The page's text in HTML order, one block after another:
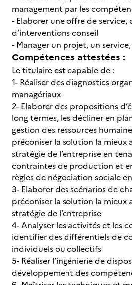
management par les
- Elaborer une offre de service,
d’interventions conseil
- Manager un projet, un
Compétences attestées :
Le titulaire est capable de :
1- Réaliser des diagnostics
managériaux
2- Elaborer des propositions
long termes, les décliner en
gestion des ressources
préconiser la solution la mieux
stratégie de l’entreprise en
contraintes de production et
règles de négociation sociale
3- Elaborer des scénarios de
préconiser la solution la mieux
stratégie de l’entreprise
4- Analyser les activités et les
identifier des différentiels de
individuels ou collectifs
5- Réaliser l’ingénierie de
développement des